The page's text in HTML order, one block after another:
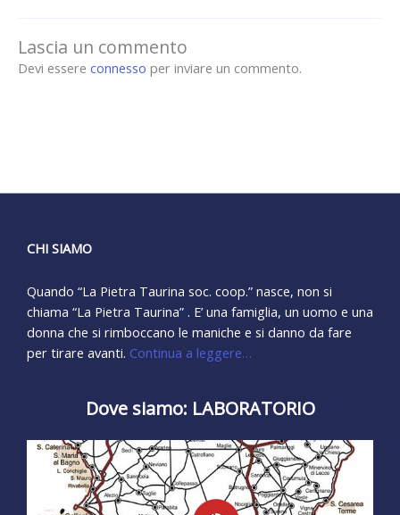
Lascia un commento
Devi essere connesso per inviare un commento.
CHI SIAMO
Quando “La Pietra Taurina soc. coop.” nasce, non si
chiama “La Pietra Taurina” . E’ una famiglia, un uomo e una
donna che si rimboccano le maniche e si danno da fare
per tirare avanti. Continua a leggere…
Dove siamo: LABORATORIO